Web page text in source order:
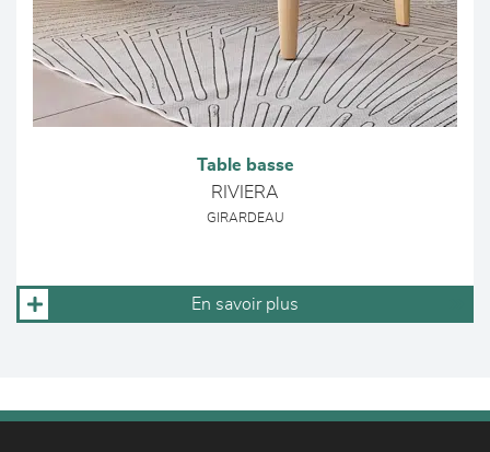
Table basse
RIVIERA
GIRARDEAU
En savoir plus